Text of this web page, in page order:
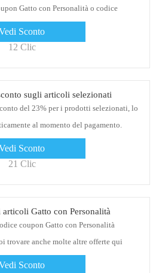
Gatto con Personalità o codice
Sconto
12 Clic
sugli articoli selezionati
del 23% per i prodotti selezionati, lo
al momento del pagamento.
Sconto
21 Clic
Gatto con Personalità
coupon Gatto con Personalità
trovare anche molte altre offerte qui
Sconto